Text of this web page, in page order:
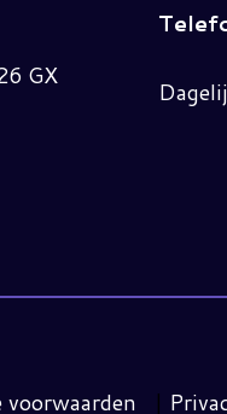
GX
voorwaarden |